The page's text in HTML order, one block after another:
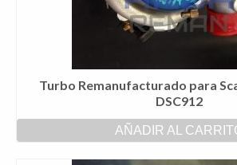
Turbo Remanufacturado para
DSC912
AÑADIR AL